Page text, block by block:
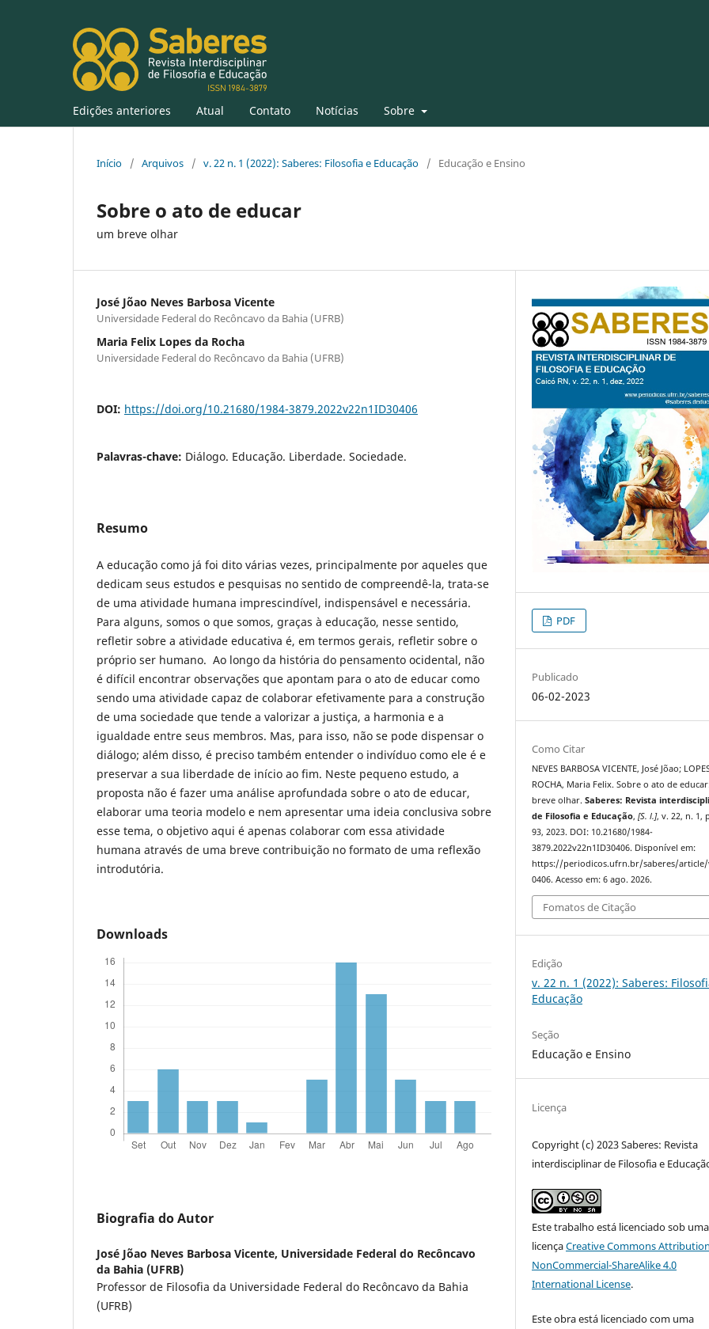
Edições anteriores Atual Contato Notícias Sobre
Início / Arquivos / v. 22 n. 1 (2022): Saberes: Filosofia e Educação / Educação e Ensino
Sobre o ato de educar
um breve olhar
José Jõao Neves Barbosa Vicente
Universidade Federal do Recôncavo da Bahia (UFRB)
Maria Felix Lopes da Rocha
Universidade Federal do Recôncavo da Bahia (UFRB)
DOI: https://doi.org/10.21680/1984-3879.2022v22n1ID30406
Palavras-chave: Diálogo. Educação. Liberdade. Sociedade.
Resumo
A educação como já foi dito várias vezes, principalmente por aqueles que
dedicam seus estudos e pesquisas no sentido de compreendê-la, trata-se
de uma atividade humana imprescindível, indispensável e necessária.
Para alguns, somos o que somos, graças à educação, nesse sentido,
refletir sobre a atividade educativa é, em termos gerais, refletir sobre o
próprio ser humano. Ao longo da história do pensamento ocidental, não
é difícil encontrar observações que apontam para o ato de educar como
sendo uma atividade capaz de colaborar efetivamente para a construção
de uma sociedade que tende a valorizar a justiça, a harmonia e a
igualdade entre seus membros. Mas, para isso, não se pode dispensar o
diálogo; além disso, é preciso também entender o indivíduo como ele é e
preservar a sua liberdade de início ao fim. Neste pequeno estudo, a
proposta não é fazer uma análise aprofundada sobre o ato de educar,
elaborar uma teoria modelo e nem apresentar uma ideia conclusiva sobre
esse tema, o objetivo aqui é apenas colaborar com essa atividade
humana através de uma breve contribuição no formato de uma reflexão
introdutória.
Downloads
Biografia do Autor
José Jõao Neves Barbosa Vicente, Universidade Federal do Recôncavo
da Bahia (UFRB)
Professor de Filosofia da Universidade Federal do Recôncavo da Bahia
(UFRB)
PDF
Publicado
06-02-2023
Como Citar
NEVES BARBOSA VICENTE, José Jõao;
ROCHA, Maria Felix. Sobre o ato de
breve olhar.Saberes: Revista
de Filosofia e Educação,[S. l.], v. 22, n. 1,
93, 2023. DOI: 10.21680/1984-
3879.2022v22n1ID30406. Disponível em:
https://periodicos.ufrn.br/saberes/
0406. Acesso em: 6 ago. 2026.
Fomatos de Citação
Edição
v. 22 n. 1 (2022): Saberes:
Educação
Seção
Educação e Ensino
Licença
Copyright (c) 2023 Saberes: Revista
interdisciplinar de Filosofia e
Este trabalho está licenciado sob uma
licençaCreative Commons
NonCommercial-ShareAlike 4.0
International License.
Este obra está licenciado com uma